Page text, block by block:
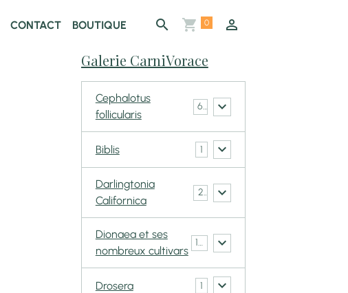
CONTACT BOUTIQUE 0
Galerie CarniVorace
Cephalotus
follicularis
6
Biblis 1
Darlingtonia
Californica
2
Dionaea et ses
nombreux cultivars
148
Drosera 1